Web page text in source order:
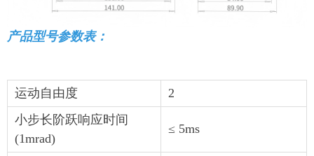
产品型号参数表：
运动自由度
2
小步长阶跃响应时间
(1mrad)
≤ 5ms